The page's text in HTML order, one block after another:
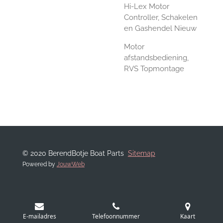
Hi-Lex Motor
Controller, Schakelen
en Gashendel Nieuw
Motor
afstandsbediening,
RVS Topmontage
© 2020 BerendBotje Boat Parts Sitemap
Powered by JouwWeb
E-mailadres Telefoonnummer Kaart